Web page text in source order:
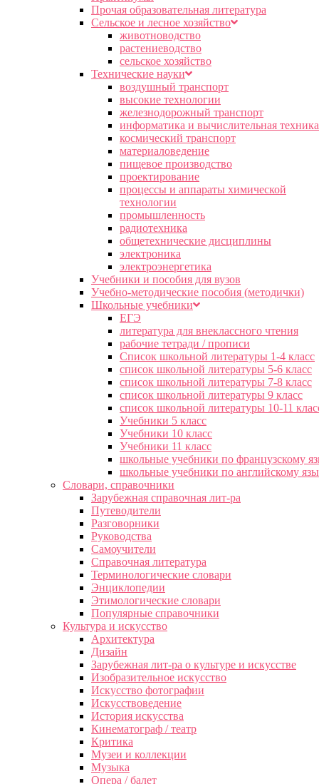
Прочая образовательная литература
Сельское и лесное хозяйство
животноводство
растениеводство
сельское хозяйство
Технические науки
воздушный транспорт
высокие технологии
железнодорожный транспорт
информатика и вычислительная техника
космический транспорт
материаловедение
пищевое производство
проектирование
процессы и аппараты химической
технологии
промышленность
радиотехника
общетехнические дисциплины
электроника
электроэнергетика
Учебники и пособия для вузов
Учебно-методические пособия (методички)
Школьные учебники
ЕГЭ
литература для внеклассного чтения
рабочие тетради / прописи
Список школьной литературы 1-4 класс
список школьной литературы 5-6 класс
список школьной литературы 7-8 класс
список школьной литературы 9 класс
список школьной литературы 10-11
Учебники 5 класс
Учебники 10 класс
Учебники 11 класс
школьные учебники по французскому
школьные учебники по английскому
Словари, справочники
Зарубежная справочная лит-ра
Путеводители
Разговорники
Руководства
Самоучители
Справочная литература
Терминологические словари
Энциклопедии
Этимологические словари
Популярные справочники
Культура и искусство
Архитектура
Дизайн
Зарубежная лит-ра о культуре и искусстве
Изобразительное искусство
Искусство фотографии
Искусствоведение
История искусства
Кинематограф / театр
Критика
Музеи и коллекции
Музыка
Опера / балет